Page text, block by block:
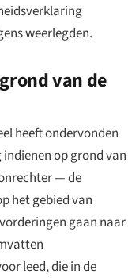
weerlegden.
van de
heeft ondervonden
op grond van
— de
het gebied van
gaan naar
leed, die in de